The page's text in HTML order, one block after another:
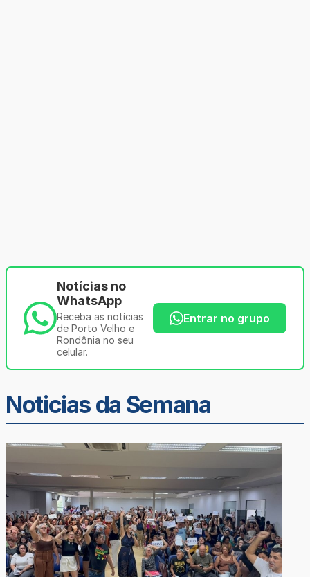
Notícias no
WhatsApp
Receba as notícias
de Porto Velho e
Rondônia no seu
celular.
Entrar no grupo
Noticias da Semana